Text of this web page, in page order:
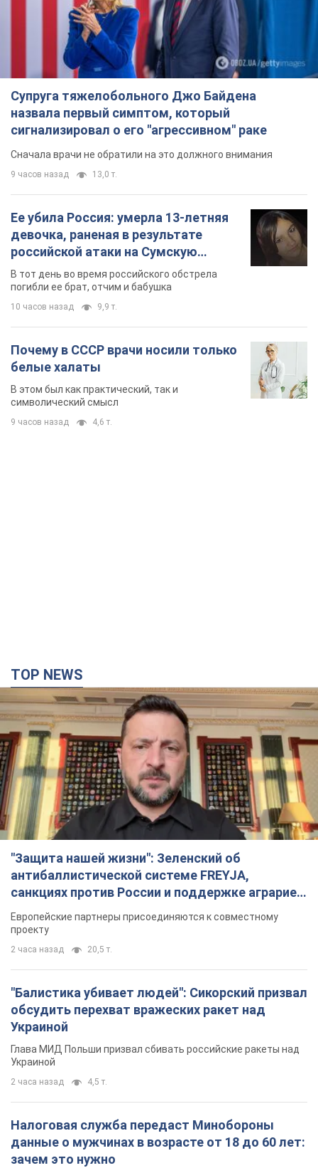
Супруга тяжелобольного Джо Байдена
назвала первый симптом, который
сигнализировал о его "агрессивном" раке
Сначала врачи не обратили на это должного внимания
9 часов назад 13,0 т.
Ее убила Россия: умерла 13-летняя
девочка, раненая в результате
российской атаки на Сумскую
область. Фото
В тот день во время российского обстрела
погибли ее брат, отчим и бабушка
10 часов назад 9,9 т.
Почему в СССР врачи носили только
белые халаты
В этом был как практический, так и
символический смысл
9 часов назад 4,6 т.
TOP NEWS
"Защита нашей жизни": Зеленский об
антибаллистической системе FREYJA,
санкциях против России и поддержке аграриев.
Видео
Европейские партнеры присоединяются к совместному
проекту
2 часа назад 20,5 т.
"Балистика убивает людей": Сикорский призвал
обсудить перехват вражеских ракет над
Украиной
Глава МИД Польши призвал сбивать российские ракеты над
Украиной
2 часа назад 4,5 т.
Налоговая служба передаст Минобороны
данные о мужчинах в возрасте от 18 до 60 лет:
зачем это нужно